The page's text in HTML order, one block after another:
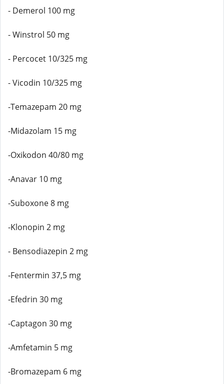
- Demerol 100 mg
- Winstrol 50 mg
- Percocet 10/325 mg
- Vicodin 10/325 mg
-Temazepam 20 mg
-Midazolam 15 mg
-Oxikodon 40/80 mg
-Anavar 10 mg
-Suboxone 8 mg
-Klonopin 2 mg
- Bensodiazepin 2 mg
-Fentermin 37,5 mg
-Efedrin 30 mg
-Captagon 30 mg
-Amfetamin 5 mg
-Bromazepam 6 mg